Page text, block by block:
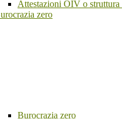
Attestazioni OIV o struttura
zero
Burocrazia zero